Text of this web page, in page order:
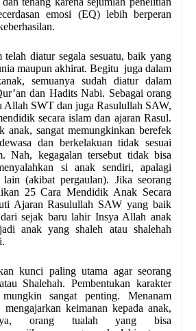
emosi (EQ) lebih berperan
telah diatur segala sesuatu, baik yang
maupun akhirat. Begitu juga dalam
semuanya sudah diatur dalam
dan Hadits Nabi. Sebagai orang
Allah SWT dan juga Rasulullah SAW,
secara islam dan ajaran Rasul.
anak, sangat memungkinkan berefek
dan berkelakuan tidak sesuai
Nah, kegagalan tersebut tidak bisa
si anak sendiri, apalagi
lain (akibatpergaulan). Jika seorang
25 Cara Mendidik Anak Secara
Ajaran Rasulullah SAW yang baik
sejak baru lahir Insya Allah anak
anak yang shaleh atau shalehah
kunci paling utama agar seorang
Shalehah. Pembentukan karakter
sangat penting. Menanam
keimanan kepada anak,
orang tualah yang bisa